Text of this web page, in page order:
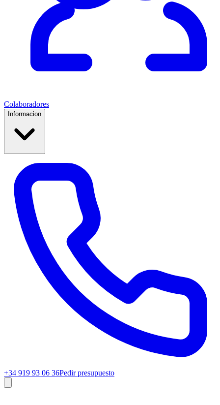
Colaboradores
Informacion
+34 919 93 06 36Pedir presupuesto